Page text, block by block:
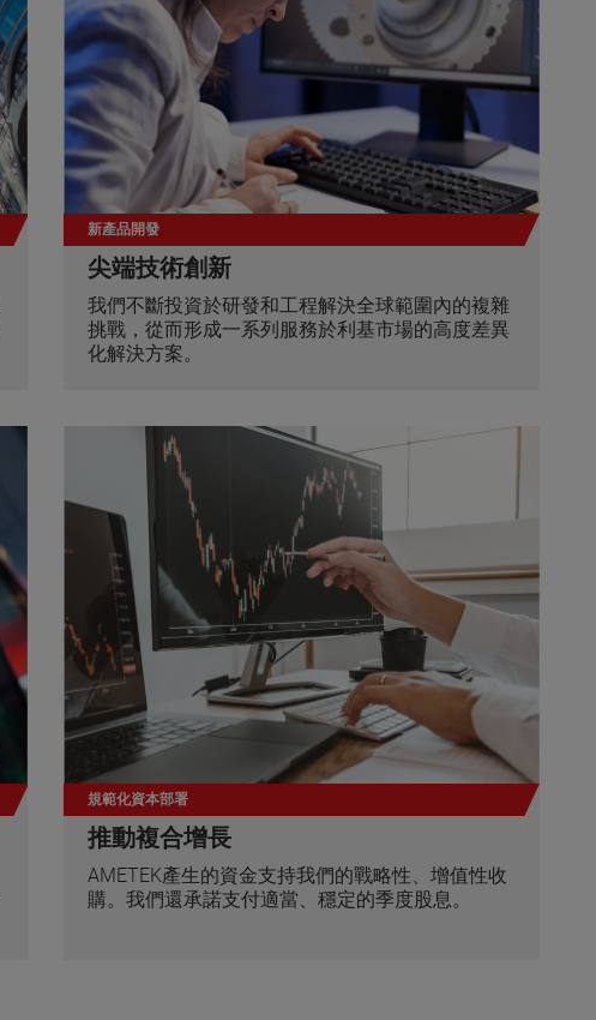
新產品開發
尖端技術創新
我們不斷投資於研發和工程解決全球範圍內的複雜
挑戰，從而形成一系列服務於利基市場的高度差異
化解決方案。
規範化資本部署
推動複合增長
AMETEK產生的資金支持我們的戰略性、增值性收
購。我們還承諾支付適當、穩定的季度股息。